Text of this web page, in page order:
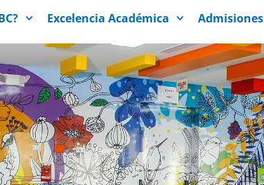
Excelencia Académica Admisiones